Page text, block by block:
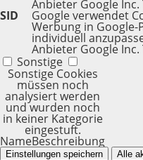
Anbieter Google Inc.
SID Google verwendet
Werbung in Google-
individuell
Anbieter Google Inc.
Sonstige
Sonstige Cookies
müssen noch
analysiert werden
und wurden noch
in keiner Kategorie
eingestuft.
NameBeschreibung
Einstellungen speichern Alle